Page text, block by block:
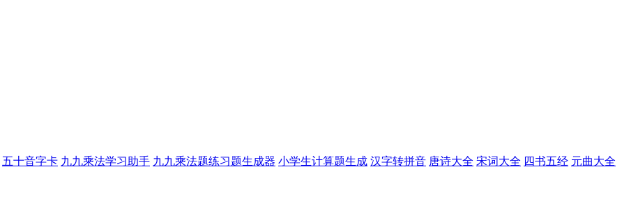
五十音字卡 九九乘法学习助手 九九乘法题练习题生成器 小学生计算题生成 汉字转拼音 唐诗大全 宋词大全 四书五经 元曲大全